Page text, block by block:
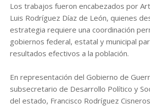
Los trabajos fueron encabezados por
Luis Rodríguez Díaz de León, quienes
estrategia requiere una coordinación
gobiernos federal, estatal y municipal
resultados efectivos a la población.
En representación del Gobierno de
subsecretario de Desarrollo Político y
del estado, Francisco Rodríguez